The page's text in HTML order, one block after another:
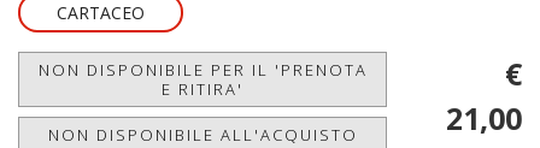
CARTACEO
NON DISPONIBILE PER IL 'PRENOTA
E RITIRA'
NON DISPONIBILE ALL'ACQUISTO
€
21,00